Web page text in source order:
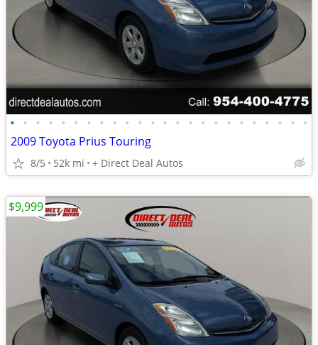
• • • • • • • • • • • • • • • • • • • • • • • •
2009 Toyota Prius Touring
8/5 52k mi + Direct Deal Autos
$9,999